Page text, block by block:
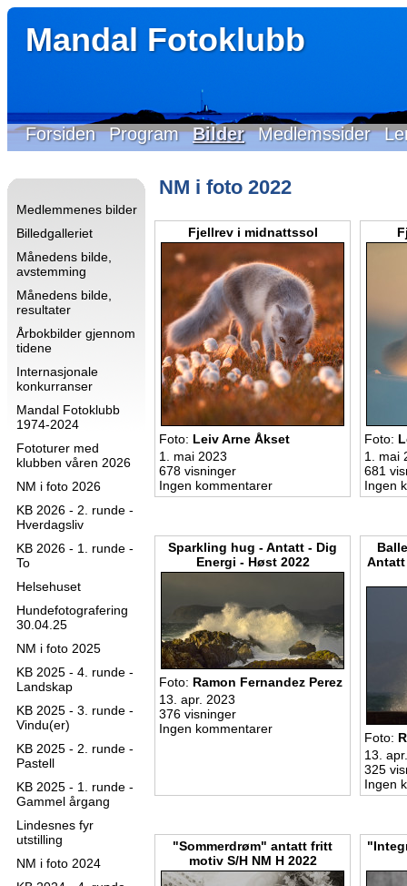
Mandal Fotoklubb
Forsiden Program Bilder Medlemssider
Medlemmenes bilder
Billedgalleriet
Månedens bilde,
avstemming
Månedens bilde,
resultater
Årbokbilder gjennom
tidene
Internasjonale
konkurranser
Mandal Fotoklubb
1974-2024
Fototurer med
klubben våren 2026
NM i foto 2026
KB 2026 - 2. runde -
Hverdagsliv
KB 2026 - 1. runde -
To
Helsehuset
Hundefotografering
30.04.25
NM i foto 2025
KB 2025 - 4. runde -
Landskap
KB 2025 - 3. runde -
Vindu(er)
KB 2025 - 2. runde -
Pastell
KB 2025 - 1. runde -
Gammel årgang
Lindesnes fyr
utstilling
NM i foto 2024
NM i foto 2022
Fjellrev i midnattssol
Foto: Leiv Arne Åkset
1. mai 2023
678 visninger
Ingen kommentarer
Foto:
1. mai
681
Ingen
Sparkling hug - Antatt - Dig
Energi - Høst 2022
Foto: Ramon Fernandez Perez
13. apr. 2023
376 visninger
Ingen kommentarer
Antatt
Foto:
13.
325
Ingen
"Sommerdrøm" antatt fritt
motiv S/H NM H 2022